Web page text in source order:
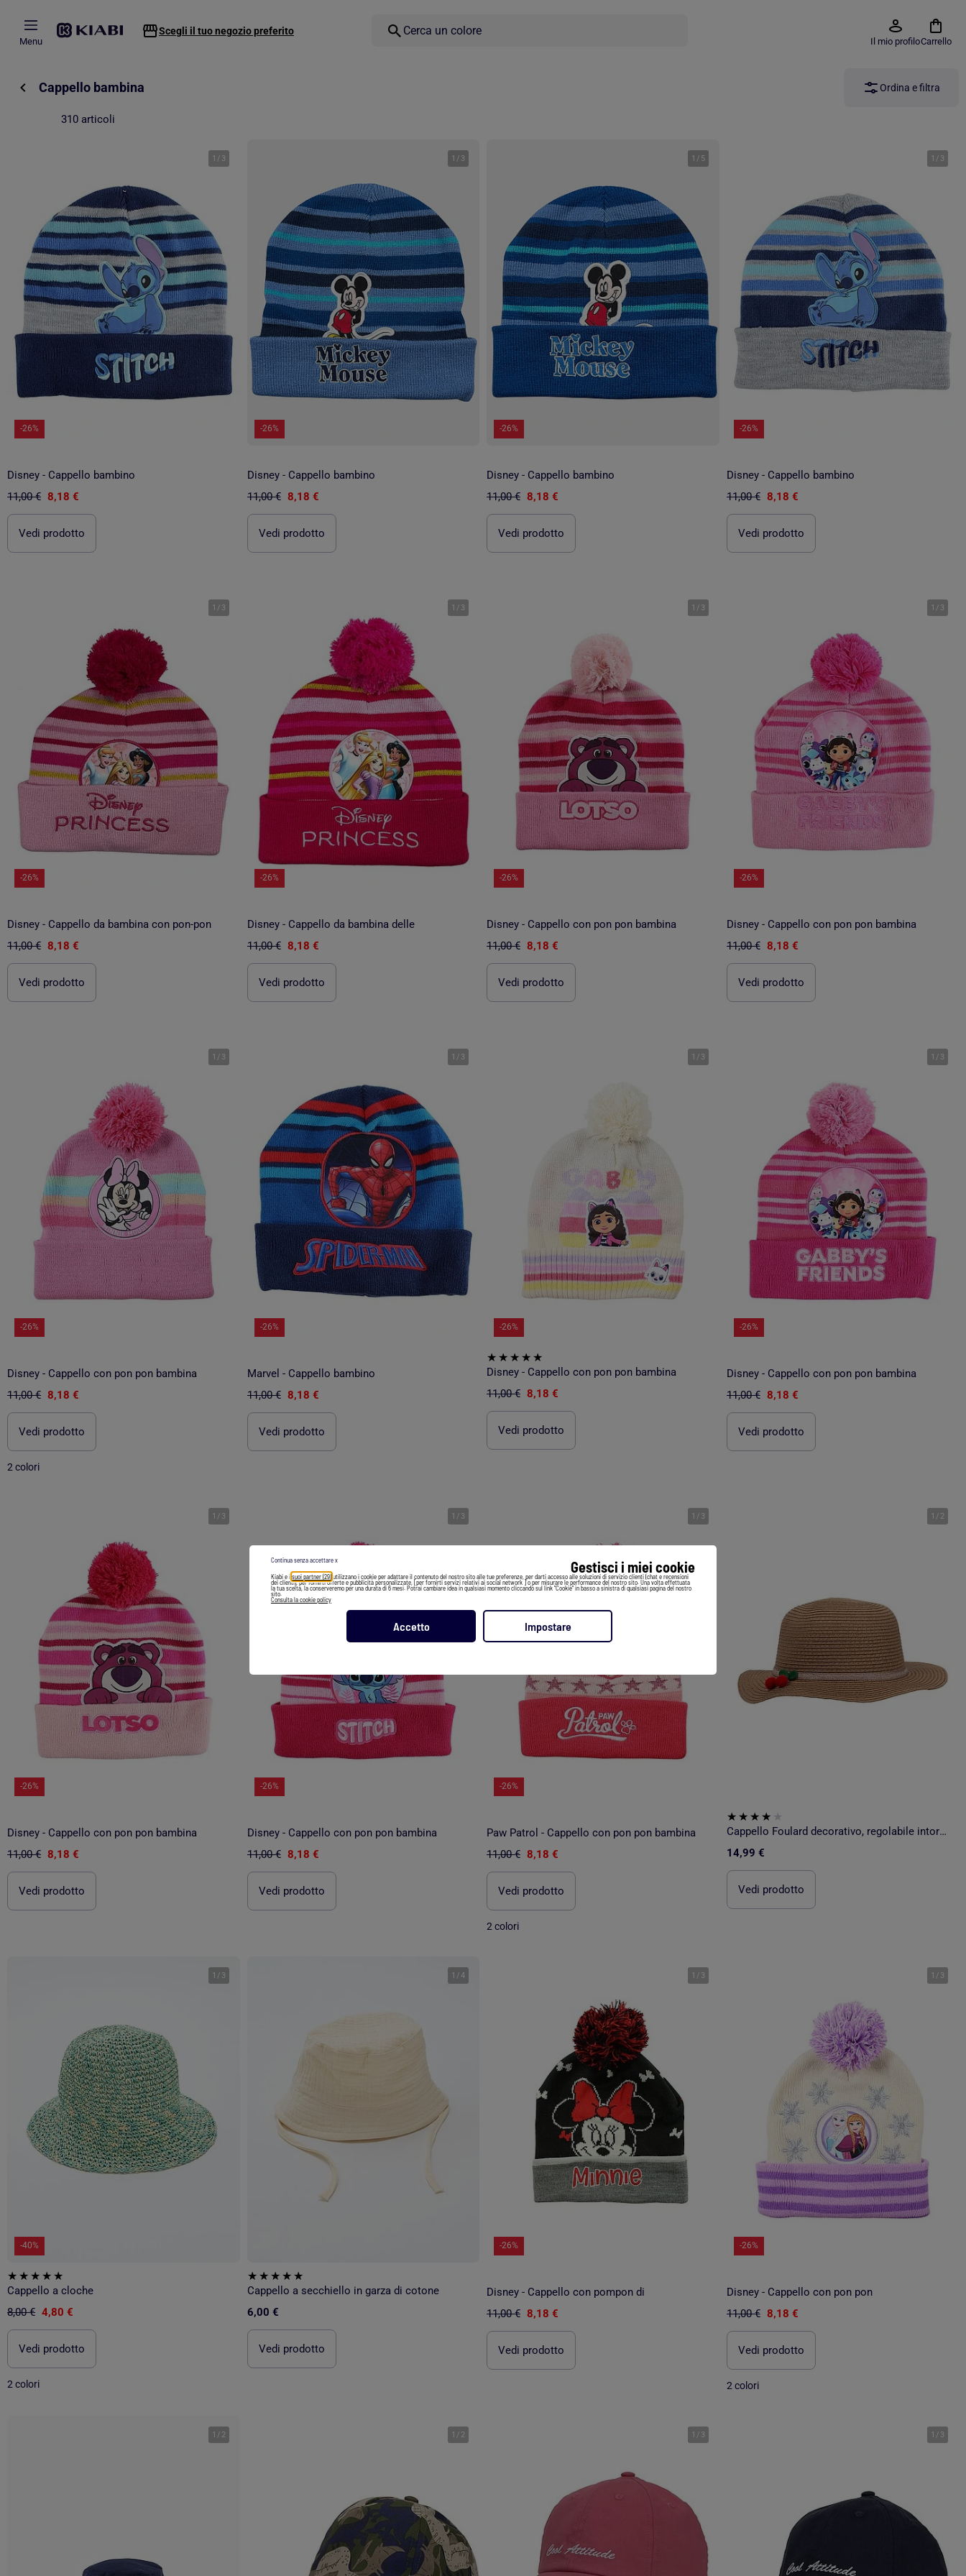
Gestisci i miei cookie
Kiabi e i suoi partner (29) utilizzano i cookie per adattare il contenuto del nostro sito alle tue preferenze, per darti accesso alle soluzioni di servizio clienti (chat e recensioni
dei clienti), per fornirti offerte e pubblicità personalizzate, [per fornirti servizi relativi ai social network ] o per misurare le performance del nostro sito. Una volta effettuata
la tua scelta, la conserveremo per una durata di 6 mesi. Potrai cambiare idea in qualsiasi momento cliccando sul link "Cookie" in basso a sinistra di qualsiasi pagina del nostro
sito.
Consulta la cookie policy
Accetto Impostare
Continua senza accettare x
Menu
Scegli il tuo negozio preferito
Il mio profiloCarrello
Cappello bambina Ordina e filtra
310 articoli
1 / 3
-26%
Disney - Cappello bambino
11,00 € 8,18 €
Vedi prodotto
1 / 3
-26%
Disney - Cappello bambino
11,00 € 8,18 €
Vedi prodotto
1 / 5
-26%
Disney - Cappello bambino
11,00 € 8,18 €
Vedi prodotto
1 / 3
-26%
Disney - Cappello bambino
11,00 € 8,18 €
Vedi prodotto
1 / 3
-26%
Disney - Cappello da bambina con pon-pon
11,00 € 8,18 €
Vedi prodotto
1 / 3
-26%
Disney - Cappello da bambina delle
11,00 € 8,18 €
Vedi prodotto
1 / 3
-26%
Disney - Cappello con pon pon bambina
11,00 € 8,18 €
Vedi prodotto
1 / 3
-26%
Disney - Cappello con pon pon bambina
11,00 € 8,18 €
Vedi prodotto
1 / 3
-26%
Disney - Cappello con pon pon bambina
11,00 € 8,18 €
Vedi prodotto
2 colori
1 / 3
-26%
Marvel - Cappello bambino
11,00 € 8,18 €
Vedi prodotto
1 / 3
-26%
Disney - Cappello con pon pon bambina
11,00 € 8,18 €
Vedi prodotto
1 / 3
-26%
Disney - Cappello con pon pon bambina
11,00 € 8,18 €
Vedi prodotto
1 / 3
-26%
Disney - Cappello con pon pon bambina
11,00 € 8,18 €
Vedi prodotto
1 / 3
-26%
Disney - Cappello con pon pon bambina
11,00 € 8,18 €
Vedi prodotto
1 / 3
-26%
Paw Patrol - Cappello con pon pon bambina
11,00 € 8,18 €
Vedi prodotto
2 colori
1 / 2
Cappello Foulard decorativo, regolabile intorno alla testa bambina Isotoner
14,99 €
Vedi prodotto
1 / 3
-40%
Cappello a cloche
8,00 € 4,80 €
Vedi prodotto
2 colori
1 /4
Cappello a secchiello in garza di cotone
6,00 €
Vedi prodotto
1 / 3
-26%
Disney - Cappello con pompon di
11,00 € 8,18 €
Vedi prodotto
1 / 3
-26%
Disney - Cappello con pon pon
11,00 € 8,18 €
Vedi prodotto
2 colori
1 / 2 1 / 2 1 / 3 1 / 3